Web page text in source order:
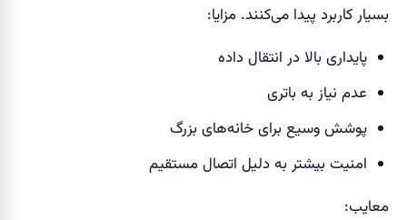
بسیار کاربرد پیدا می‌کنند. مزایا:
پایداری بالا در انتقال داده
عدم نیاز به باتری
پوشش وسیع برای خانه‌های بزرگ
امنیت بیشتر به دلیل اتصال مستقیم
معایب: